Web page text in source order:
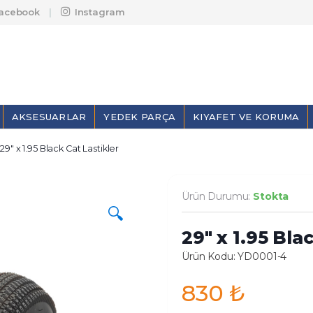
Instagram
AKSESUARLAR YEDEK PARÇA KIYAFET VE KORUMA
29″ x 1.95 Black Cat Lastikler
🔍
Ürün Durumu: Stokta
29″ x 1.95
Ürün Kodu: YD0001-4
830 ₺